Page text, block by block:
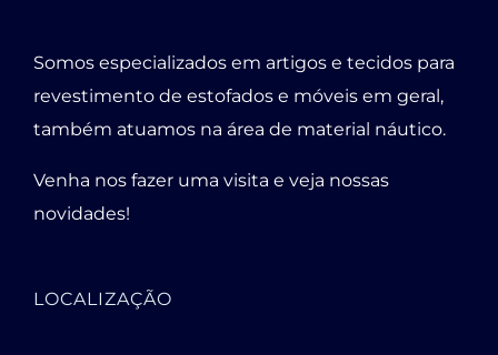
Somos especializados em artigos e tecidos para
revestimento de estofados e móveis em geral,
também atuamos na área de material náutico.
Venha nos fazer uma visita e veja nossas
novidades!
LOCALIZAÇÃO